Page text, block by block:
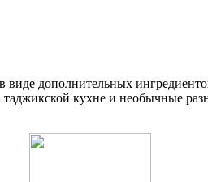
виде дополнительных
кухне и необычные